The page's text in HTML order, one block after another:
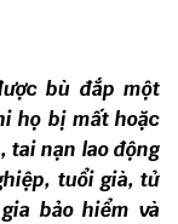
bù đắp một
họ bị mất hoặc
tai nạn lao động
tuổi già, tử
bảo hiểm và